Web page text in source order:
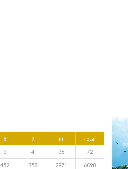
8 9 m
Total
5 4 36 72
452 358 2971 6098